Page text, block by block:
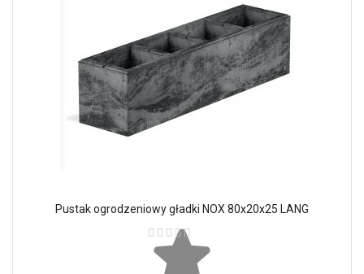
Pustak ogrodzeniowy gładki NOX 80x20x25 LANG
Ocena: